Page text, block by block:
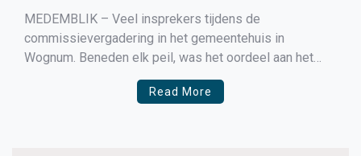
MEDEMBLIK – Veel insprekers tijdens de
commissievergadering in het gemeentehuis in
Wognum. Beneden elk peil, was het oordeel aan het
adres van het college. Dorpshuis, een zwembad de
sportverenigingen. De lijst was gigantisch groot met
Read More